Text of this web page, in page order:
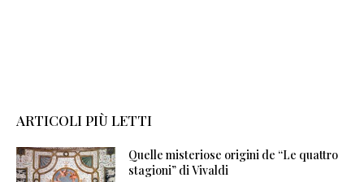
ARTICOLI PIÙ LETTI
Quelle misteriose origini de “Le quattro
stagioni” di Vivaldi